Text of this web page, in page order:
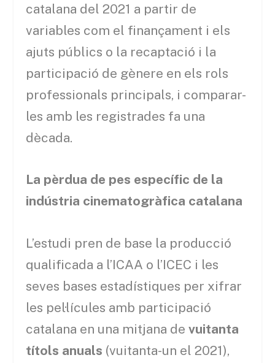
catalana del 2021 a partir de
variables com el finançament i els
ajuts públics o la recaptació i la
participació de gènere en els rols
professionals principals, i comparar-
les amb les registrades fa una
dècada.
La pèrdua de pes específic de la
indústria cinematogràfica catalana
L’estudi pren de base la producció
qualificada a l’ICAA o l’ICEC i les
seves bases estadístiques per xifrar
les pel·lícules amb participació
catalana en una mitjana devuitanta
títols anuals (vuitanta-un el 2021),